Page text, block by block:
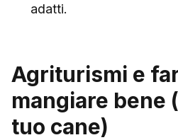
adatti.
Agriturismi e
mangiare bene
tuo cane)